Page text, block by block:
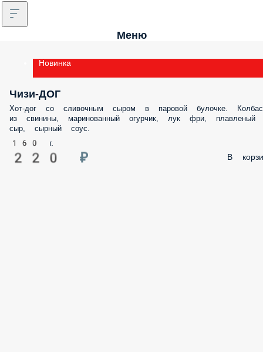
Меню
Новинка
Чизи-ДОГ
Хот-дог со сливочным сыром в паровой булочке.
из свинины, маринованный огурчик, лук фри, плавленый
сыр, сырный соус.
160 г.
220 ₽ В